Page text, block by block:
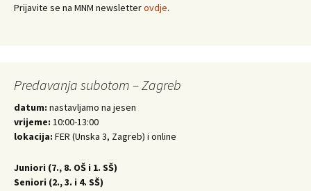
Prijavite se na MNM newsletterovdje.
Predavanja subotom – Zagreb
datum: nastavljamo na jesen
vrijeme: 10:00-13:00
lokacija: FER (Unska 3, Zagreb) i online
Juniori (7., 8. OŠ i 1. SŠ)
Seniori (2., 3. i 4. SŠ)